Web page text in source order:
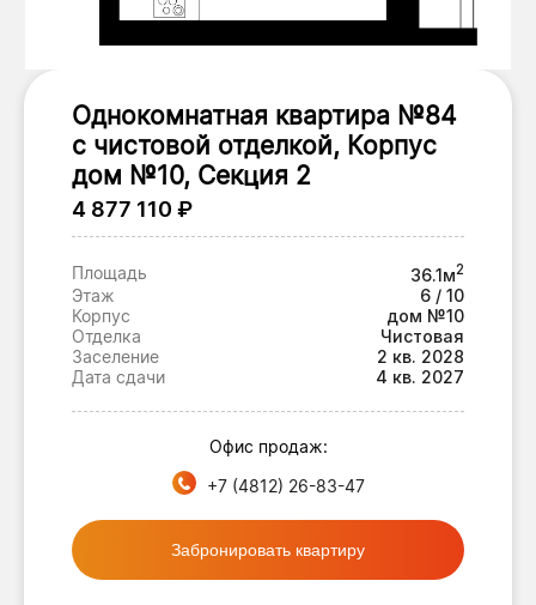
Однокомнатная квартира №84
с чистовой отделкой, Корпус
дом №10, Секция 2
4 877 110 ₽
Площадь 36.1м2
Этаж
6 / 10
Корпус
дом №10
Отделка
Чистовая
Заселение
2 кв. 2028
Дата сдачи
4 кв. 2027
Офис продаж:
+7 (4812) 26-83-47
Забронировать квартиру